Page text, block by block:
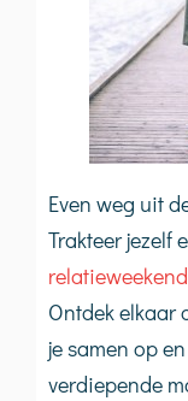
Even weg uit
Trakteer jezelf
relatieweekend
Ontdek elkaar
je samen op
verdiepende